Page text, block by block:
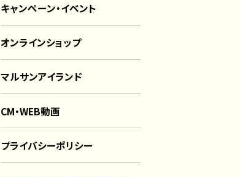
キャンペーン・イベント
オンラインショップ
マルサンアイランド
CM・WEB動画
プライバシーポリシー